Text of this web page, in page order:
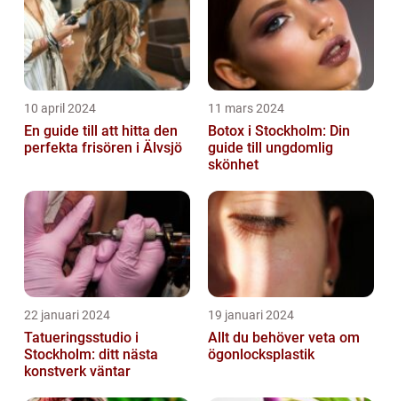
10 april 2024
En guide till att hitta den
perfekta frisören i Älvsjö
11 mars 2024
Botox i Stockholm: Din
guide till ungdomlig
skönhet
22 januari 2024
Tatueringsstudio i
Stockholm: ditt nästa
konstverk väntar
19 januari 2024
Allt du behöver veta om
ögonlocksplastik